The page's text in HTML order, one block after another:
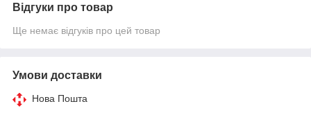
Відгуки про товар
Ще немає відгуків про цей товар
Умови доставки
Нова Пошта